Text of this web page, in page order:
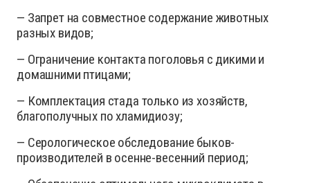
— Запрет на совместное содержание животных
разных видов;
— Ограничение контакта поголовья с дикими и
домашними птицами;
— Комплектация стада только из хозяйств,
благополучных по хламидиозу;
— Серологическое обследование быков-
производителей в осенне-весенний период;